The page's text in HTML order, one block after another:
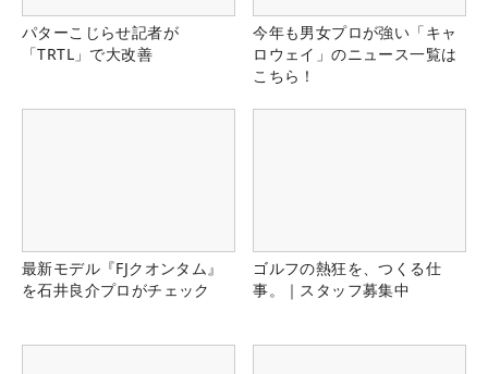
パターこじらせ記者が
「TRTL」で大改善
今年も男女プロが強い「キャ
ロウェイ」のニュース一覧は
こちら！
最新モデル『FJクオンタム』
を石井良介プロがチェック
ゴルフの熱狂を、つくる仕
事。｜スタッフ募集中